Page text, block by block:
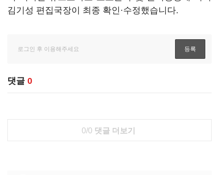
김기성 편집국장이 최종 확인·수정했습니다.
댓글 0
0/0 댓글 더보기